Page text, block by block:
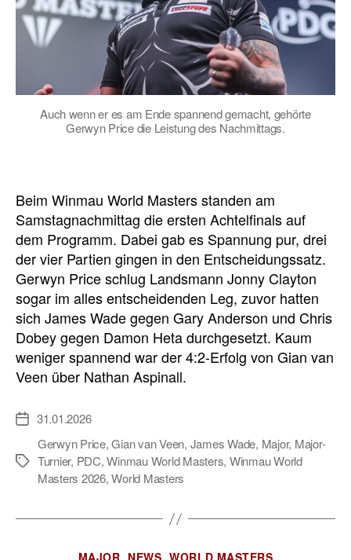
Auch wenn er es am Ende spannend gemacht, gehörte
Gerwyn Price die Leistung des Nachmittags.
Beim Winmau World Masters standen am
Samstagnachmittag die ersten Achtelfinals auf
dem Programm. Dabei gab es Spannung pur, drei
der vier Partien gingen in den Entscheidungssatz.
Gerwyn Price schlug Landsmann Jonny Clayton
sogar im alles entscheidenden Leg, zuvor hatten
sich James Wade gegen Gary Anderson und Chris
Dobey gegen Damon Heta durchgesetzt. Kaum
weniger spannend war der 4:2-Erfolg von Gian van
Veen über Nathan Aspinall.
Veröffentlichungsdatum
31.01.2026
Schlagwörter
Gerwyn Price,Gian van Veen, James Wade, Major, Major-
Turnier, PDC,Winmau World Masters, Winmau World
Masters 2026,World Masters
Kategorien